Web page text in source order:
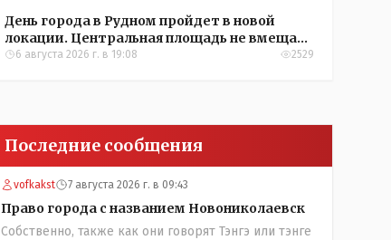
День города в Рудном пройдет в новой
локации. Центральная площадь не вмещает
всех желающих
6 августа 2026 г. в 19:08 2529
Последние сообщения
vofkakst 7 августа 2026 г. в 09:43
Право города с названием Новониколаевск
Собственно, также как они говорят Тэнгэ или тэнге